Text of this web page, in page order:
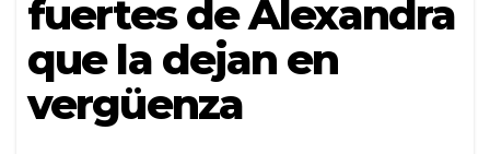
fuertes de Alexandra
que la dejan en
vergüenza